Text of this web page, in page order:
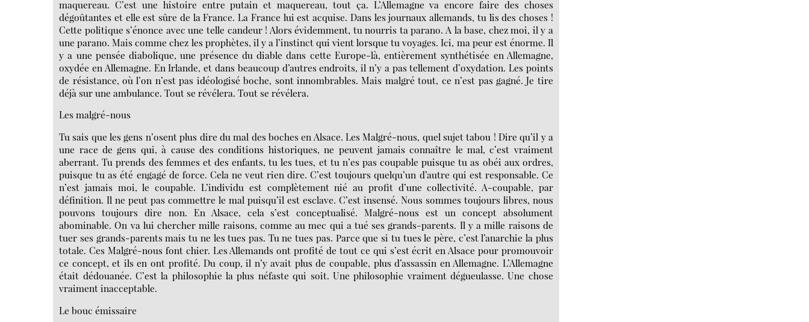
maquereau. C’est une histoire entre putain et maquereau, tout ça. L’Allemagne va encore faire des choses
dégoûtantes et elle est sûre de la France. La France lui est acquise. Dans les journaux allemands, tu lis des choses !
Cette politique s’énonce avec une telle candeur ! Alors évidemment, tu nourris ta parano. A la base, chez moi, il y a
une parano. Mais comme chez les prophètes, il y a l’instinct qui vient lorsque tu voyages. Ici, ma peur est énorme. Il
y a une pensée diabolique, une présence du diable dans cette Europe-là, entièrement synthétisée en Allemagne,
oxydée en Allemagne. En Irlande, et dans beaucoup d’autres endroits, il n’y a pas tellement d’oxydation. Les points
de résistance, où l’on n’est pas idéologisé boche, sont innombrables. Mais malgré tout, ce n’est pas gagné. Je tire
déjà sur une ambulance. Tout se révélera. Tout se révélera.
Les malgré-nous
Tu sais que les gens n’osent plus dire du mal des boches en Alsace. Les Malgré-nous, quel sujet tabou ! Dire qu’il y a
une race de gens qui, à cause des conditions historiques, ne peuvent jamais connaître le mal, c’est vraiment
aberrant. Tu prends des femmes et des enfants, tu les tues, et tu n’es pas coupable puisque tu as obéi aux ordres,
puisque tu as été engagé de force. Cela ne veut rien dire. C’est toujours quelqu’un d’autre qui est responsable. Ce
n’est jamais moi, le coupable. L’individu est complètement nié au profit d’une collectivité. A-coupable, par
définition. Il ne peut pas commettre le mal puisqu’il est esclave. C’est insensé. Nous sommes toujours libres, nous
pouvons toujours dire non. En Alsace, cela s’est conceptualisé. Malgré-nous est un concept absolument
abominable. On va lui chercher mille raisons, comme au mec qui a tué ses grands-parents. Il y a mille raisons de
tuer ses grands-parents mais tu ne les tues pas. Tu ne tues pas. Parce que si tu tues le père, c’est l’anarchie la plus
totale. Ces Malgré-nous font chier. Les Allemands ont profité de tout ce qui s’est écrit en Alsace pour promouvoir
ce concept, et ils en ont profité. Du coup, il n’y avait plus de coupable, plus d’assassin en Allemagne. L’Allemagne
était dédouanée. C’est la philosophie la plus néfaste qui soit. Une philosophie vraiment dégueulasse. Une chose
vraiment inacceptable.
Le bouc émissaire